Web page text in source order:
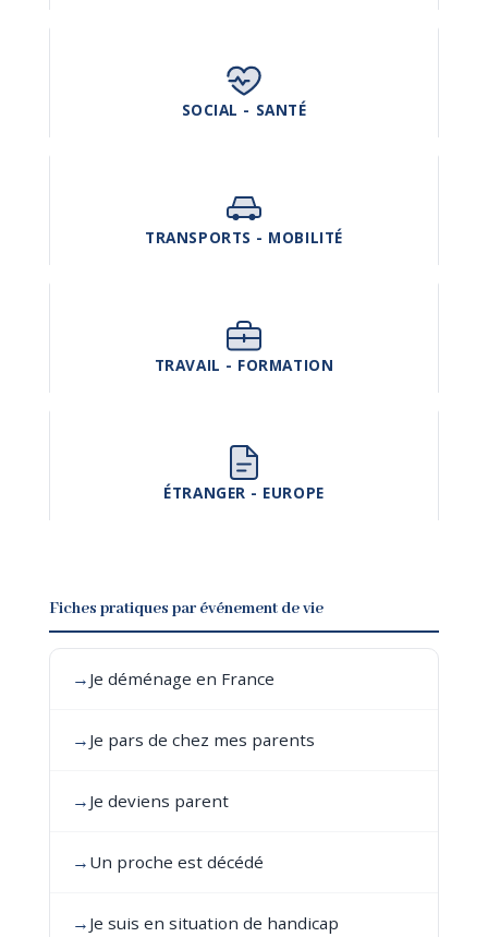
SOCIAL - SANTÉ
TRANSPORTS - MOBILITÉ
TRAVAIL - FORMATION
ÉTRANGER - EUROPE
Fiches pratiques par événement de vie
→ Je déménage en France
→ Je pars de chez mes parents
→ Je deviens parent
→ Un proche est décédé
→ Je suis en situation de handicap